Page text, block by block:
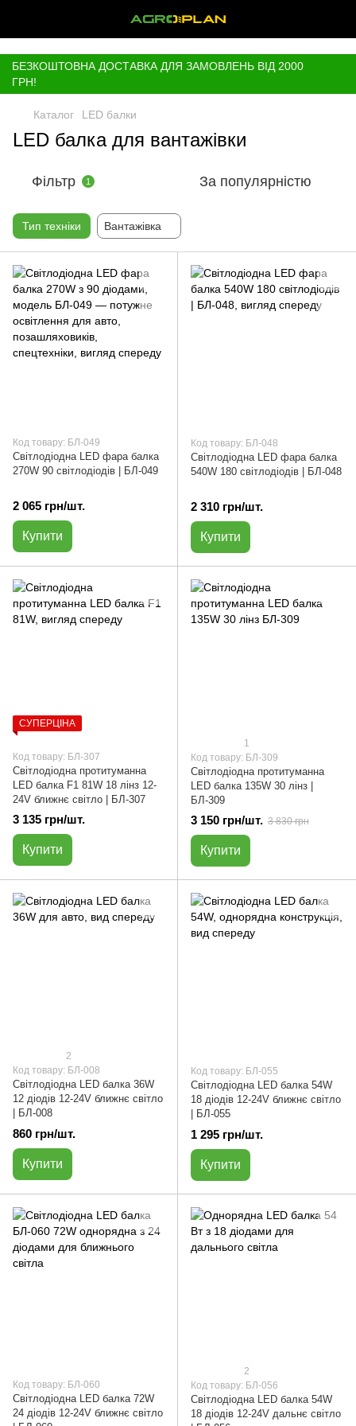
БЕЗКОШТОВНА ДОСТАВКА ДЛЯ ЗАМОВЛЕНЬ ВІД 2000
ГРН!
Каталог LED балки
LED балка для вантажівки
Фільтр 1 За популярністю
Тип техніки Вантажівка
Код товару: БЛ-049
Світлодіодна LED фара балка
270W 90 світлодіодів | БЛ-049
2 065 грн/шт.
Купити
Код товару: БЛ-048
Світлодіодна LED фара балка
540W 180 світлодіодів | БЛ-048
2 310 грн/шт.
Купити
СУПЕРЦІНА
Код товару: БЛ-307
Світлодіодна протитуманна
LED балка F1 81W 18 лінз 12-
24V ближнє світло | БЛ-307
3 135 грн/шт.
Купити
1
Код товару: БЛ-309
Світлодіодна протитуманна
LED балка 135W 30 лінз |
БЛ-309
3 150 грн/шт. 3 830 грн
Купити
2
Код товару: БЛ-008
Світлодіодна LED балка 36W
12 діодів 12-24V ближнє світло
| БЛ-008
860 грн/шт.
Купити
Код товару: БЛ-055
Cвітлодіодна LED балка 54W
18 діодів 12-24V ближнє світло
| БЛ-055
1 295 грн/шт.
Купити
Код товару: БЛ-060
Cвітлодіодна LED балка 72W
24 діодів 12-24V ближнє світло
2
Код товару: БЛ-056
Cвітлодіодна LED балка 54W
18 діодів 12-24V дальнє світло